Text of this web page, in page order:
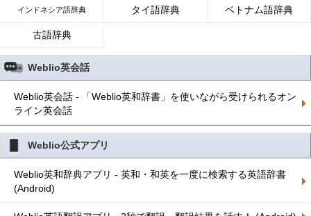
インドネシア語辞典 タイ語辞典 ベトナム語辞典
古語辞典
Weblio英会話
Weblio英会話 - 「Weblio英和辞書」を使いながら受けられるオン
ライン英会話
Weblio公式アプリ
Weblio英和辞典アプリ - 英和・和英を一度に検索する英語辞書
(Android)